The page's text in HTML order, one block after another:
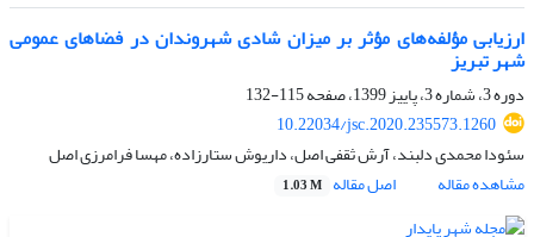
ارزیابی مؤلفه‌های مؤثر بر میزان شادی شهروندان در فضاهای عمومی
شهر تبریز
دوره 3، شماره 3، پاییز 1399، صفحه
115-132
10.22034/jsc.2020.235573.1260
سئودا محمدی دلبند، آرش ثقفی اصل، داریوش ستارزاده، مهسا فرامرزی اصل
مشاهده مقاله
اصل مقاله 1.03 M